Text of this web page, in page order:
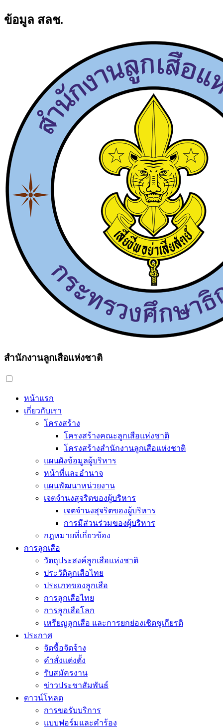
ข้อมูล สลช.
สำนักงานลูกเสือแห่งชาติ
หน้าแรก
เกี่ยวกับเรา
โครงสร้าง
โครงสร้างคณะลูกเสือแห่งชาติ
โครงสร้างสำนักงานลูกเสือแห่งชาติ
แผนผังข้อมูลผู้บริหาร
หน้าที่และอำนาจ
แผนพัฒนาหน่วยงาน
เจตจำนงสุจริตของผู้บริหาร
เจตจำนงสุจริตของผู้บริหาร
การมีส่วนร่วมของผู้บริหาร
กฎหมายที่เกี่ยวข้อง
การลูกเสือ
วัตถุประสงค์ลูกเสือแห่งชาติ
ประวัติลูกเสือไทย
ประเภทของลูกเสือ
การลูกเสือไทย
การลูกเสือโลก
เหรียญลูกเสือ และการยกย่องเชิดชูเกียรติ
ประกาศ
จัดซื้อจัดจ้าง
คำสั่งแต่งตั้ง
รับสมัครงาน
ข่าวประชาสัมพันธ์
ดาวน์โหลด
การขอรับบริการ
แบบฟอร์มและคำร้อง